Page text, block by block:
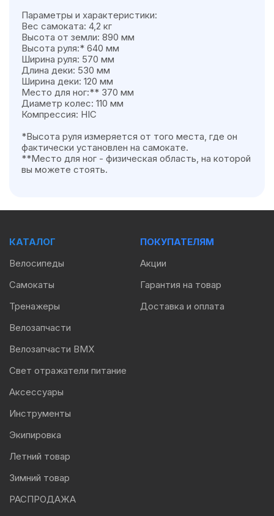
Параметры и характеристики:
Вес самоката: 4,2 кг
Высота от земли: 890 мм
Высота руля:* 640 мм
Ширина руля: 570 мм
Длина деки: 530 мм
Ширина деки: 120 мм
Место для ног:** 370 мм
Диаметр колес: 110 мм
Компрессия: HIC
*Высота руля измеряется от того места, где он
фактически установлен на самокате.
**Место для ног - физическая область, на которой
вы можете стоять.
КАТАЛОГ
Велосипеды
Самокаты
Тренажеры
Велозапчасти
Велозапчасти BMX
Свет отражатели питание
Аксессуары
Инструменты
Экипировка
Летний товар
Зимний товар
РАСПРОДАЖА
ПОКУПАТЕЛЯМ
Акции
Гарантия на товар
Доставка и оплата